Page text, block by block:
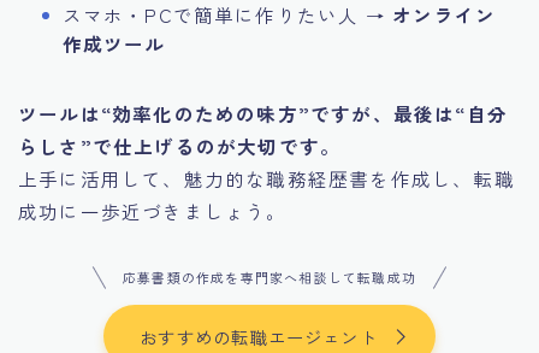
スマホ・PCで簡単に作りたい人 → オンライン
作成ツール
ツールは“効率化のための味方”ですが、最後は“自分
らしさ”で仕上げるのが大切です。
上手に活用して、魅力的な職務経歴書を作成し、転職
成功に一歩近づきましょう。
応募書類の作成を専門家へ相談して転職成功
おすすめの転職エージェント